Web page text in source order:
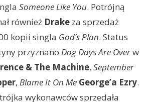
Someone Like You. Potrójną
również Drake za sprzedaż
kopii singla God’s Plan. Status
przyznano Dog Days Are Overw
& The Machine, September
, Blame It On Me George’a Ezry.
wykonawców sprzedała